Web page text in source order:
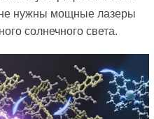
нужны мощные лазеры
солнечного света.